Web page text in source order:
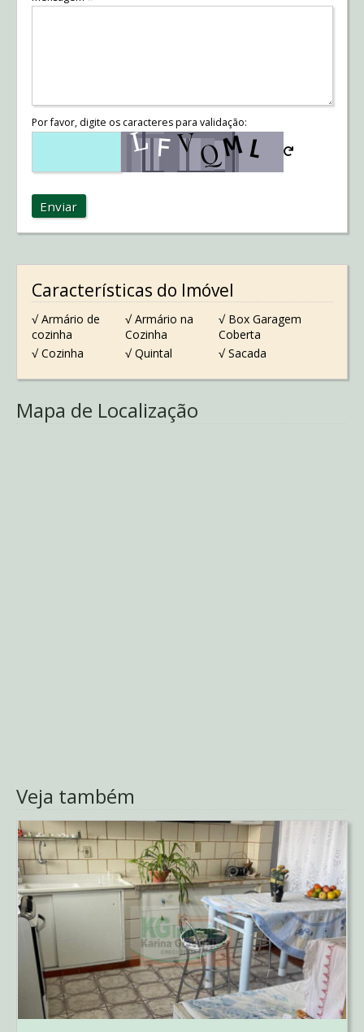
Por favor, digite os caracteres para validação:
Enviar
Características do Imóvel
√ Armário de
cozinha
√ Armário na
Cozinha
√ Box Garagem
Coberta
√ Cozinha
√ Quintal √ Sacada
Mapa de Localização
Veja também